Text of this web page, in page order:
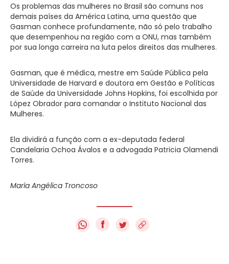
Os problemas das mulheres no Brasil são comuns nos
demais países da América Latina, uma questão que
Gasman conhece profundamente, não só pelo trabalho
que desempenhou na região com a ONU, mas também
por sua longa carreira na luta pelos direitos das mulheres.
Gasman, que é médica, mestre em Saúde Pública pela
Universidade de Harvard e doutora em Gestão e Políticas
de Saúde da Universidade Johns Hopkins, foi escolhida por
López Obrador para comandar o Instituto Nacional das
Mulheres.
Ela dividirá a função com a ex-deputada federal
Candelaria Ochoa Ávalos e a advogada Patricia Olamendi
Torres.
María Angélica Troncoso
f